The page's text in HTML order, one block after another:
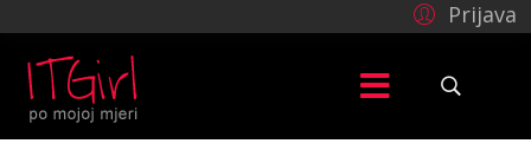
Prijava